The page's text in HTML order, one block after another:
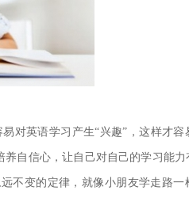
对英语学习产生“兴趣”，这样才容
自信心，让自己对自己的学习能
不变的定律，就像小朋友学走路一